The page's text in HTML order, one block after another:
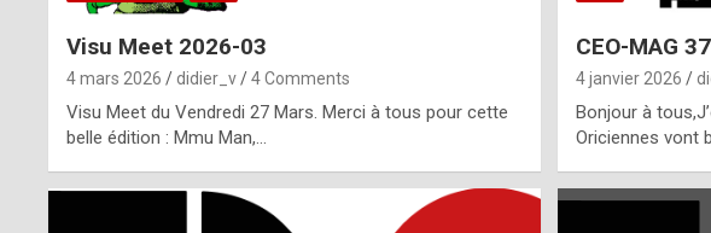
Visu Meet 2026-03
4 mars 2026 didier_v 4 Comments
Visu Meet du Vendredi 27 Mars. Merci à tous pour cette
belle édition : Mmu Man,…
CEO-MAG
4 janvier 2026
Bonjour à
Oriciennes vont